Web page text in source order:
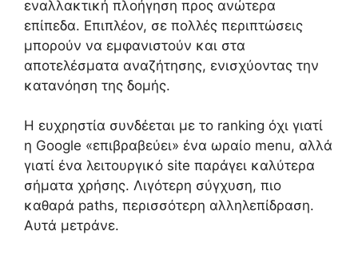
εναλλακτική πλοήγηση προς ανώτερα
επίπεδα. Επιπλέον, σε πολλές περιπτώσεις
μπορούν να εμφανιστούν και στα
αποτελέσματα αναζήτησης, ενισχύοντας την
κατανόηση της δομής.
Η ευχρηστία συνδέεται με το ranking όχι γιατί
η Google «επιβραβεύει» ένα ωραίο menu, αλλά
γιατί ένα λειτουργικό site παράγει καλύτερα
σήματα χρήσης. Λιγότερη σύγχυση, πιο
καθαρά paths, περισσότερη αλληλεπίδραση.
Αυτά μετράνε.